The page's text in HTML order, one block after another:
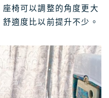
椅可以調整的角度更大
適度比以前提升不少。